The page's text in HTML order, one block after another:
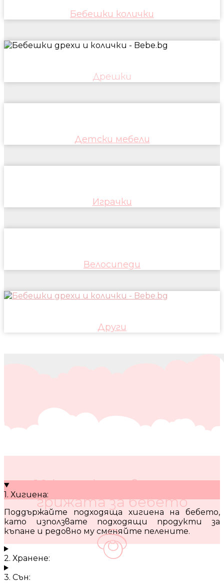
Бебешки колички
Дрешки
Детски мебели
Играчки
Велосипеди
Други
10 кратки съвета за
грижата за бебето
1. Хигиена:
Поддържайте подходяща хигиена на бебето,
като използвате подходящи продукти за
къпане и редовно му сменяйте пелените.
2. Хранене:
3. Сън: